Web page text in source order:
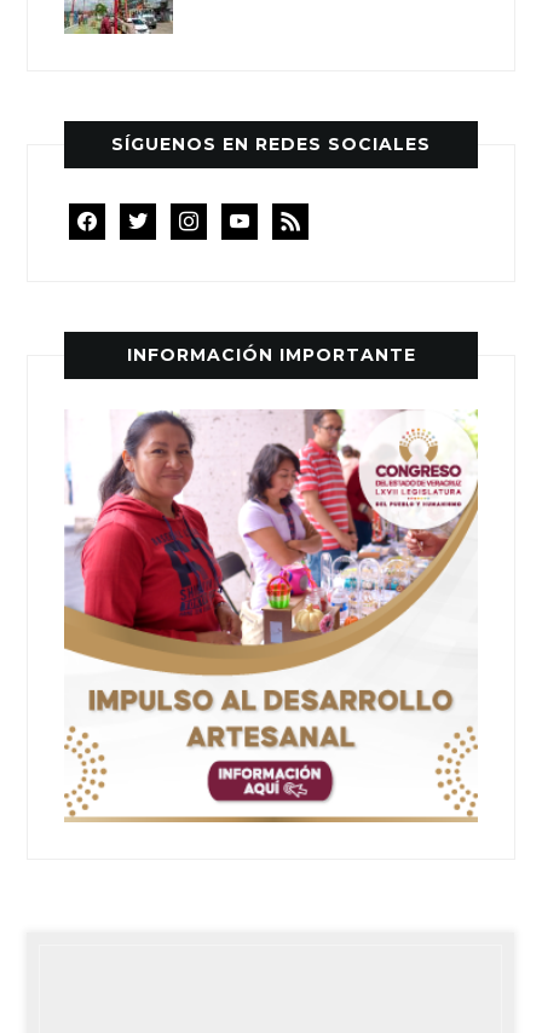
SÍGUENOS EN REDES SOCIALES
facebooktwitterinstagramyoutube
rss
INFORMACIÓN IMPORTANTE